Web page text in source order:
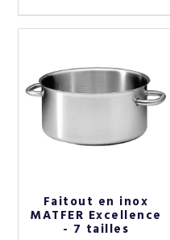
Faitout en inox
MATFER Excellence
- 7 tailles